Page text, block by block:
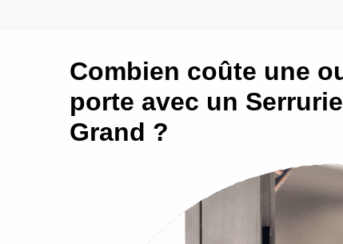
Combien coûte une
porte avec un
Grand ?